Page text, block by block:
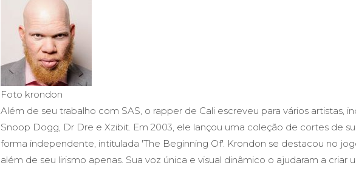
Foto krondon
Além de seu trabalho com SAS, o rapper de Cali escreveu para vários artistas,
Snoop Dogg, Dr Dre e Xzibit. Em 2003, ele lançou uma coleção de cortes de
forma independente, intitulada 'The Beginning Of'. Krondon se destacou no
além de seu lirismo apenas. Sua voz única e visual dinâmico o ajudaram a criar